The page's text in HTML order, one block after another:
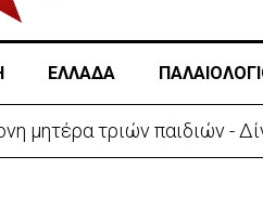
ΕΛΛΑΔΑ
δύο τραμ -